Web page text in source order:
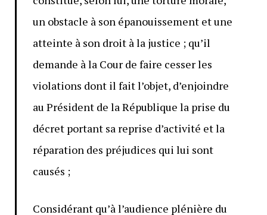
un obstacle à son épanouissement et une
atteinte à son droit à la justice ; qu’il
demande à la Cour de faire cesser les
violations dont il fait l’objet, d’enjoindre
au Président de la République la prise du
décret portant sa reprise d’activité et la
réparation des préjudices qui lui sont
causés ;
Considérant qu’à l’audience plénière du